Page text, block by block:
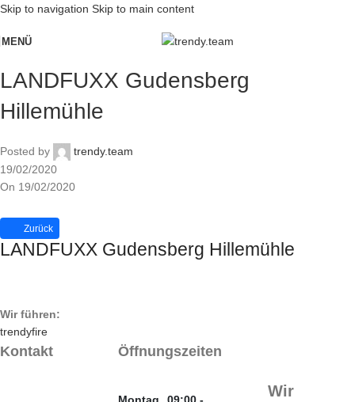
Skip to navigation Skip to main content
MENÜ
LANDFUXX Gudensberg
Hillemühle
Posted by
trendy.team
19/02/2020
On 19/02/2020
Zurück
LANDFUXX Gudensberg Hillemühle
Wir führen:
trendyfire
Kontakt Öffnungszeiten
Montag
09:00 -
Wir